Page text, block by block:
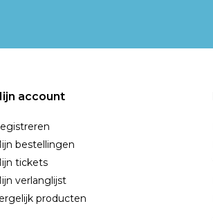
account
bestellingen
tickets
verlanglijst
producten